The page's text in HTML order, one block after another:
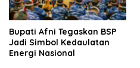
Bupati Afni Tegaskan BSP
Jadi Simbol Kedaulatan
Energi Nasional